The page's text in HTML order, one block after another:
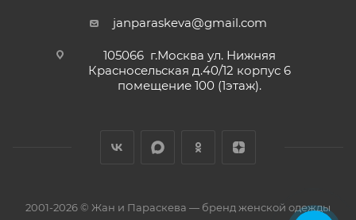
janparaskeva@gmail.com
105066 г.Москва ул. Нижняя
Красносельская д.40/12 корпус 6
помещение 100 (1этаж).
2001-2026 © Жан и Параскева — бренд женской одежды